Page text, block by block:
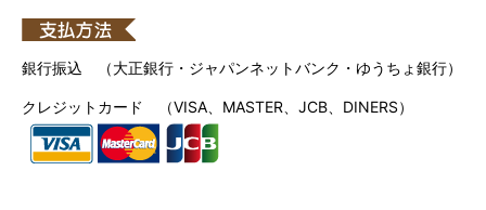
銀行振込 （大正銀行・ジャパンネットバンク・ゆうちょ銀行）
クレジットカード （VISA、MASTER、JCB、DINERS）